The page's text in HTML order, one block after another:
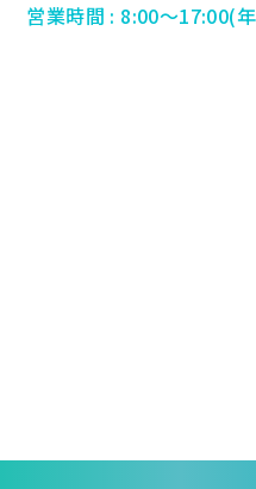
営業時間 : 8:00～17:00(